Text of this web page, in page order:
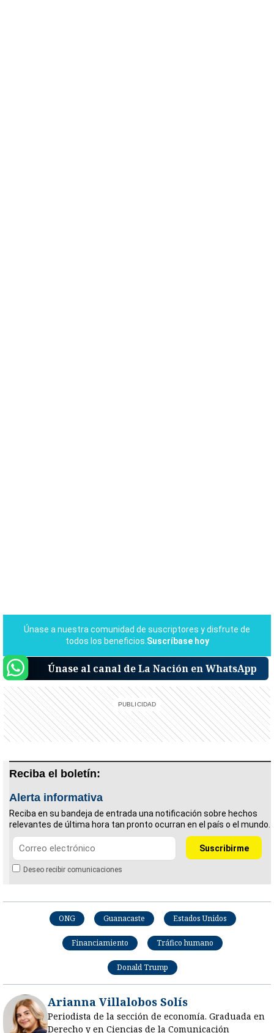
Únase al canal de La Nación en WhatsApp
Reciba el boletín:
Alerta informativa
Reciba en su bandeja de entrada una notificación sobre hechos
relevantes de última hora tan pronto ocurran en el país o el mundo.
Deseo recibir comunicaciones
ONG Guanacaste Estados Unidos
Financiamiento Tráfico humano
Donald Trump
Arianna Villalobos Solís
Periodista de la sección de economía. Graduada en
Derecho y en Ciencias de la Comunicación